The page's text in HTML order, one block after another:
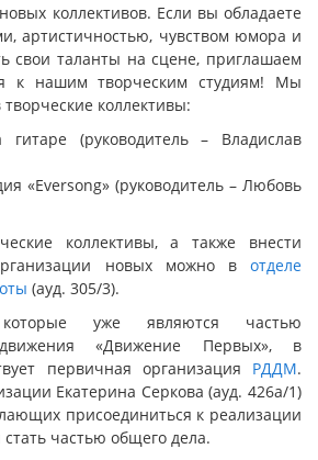
коллективов. Если вы обладаете
артистичностью, чувством юмора и
свои таланты на сцене, приглашаем
к нашим творческим студиям! Мы
коллективы:
(руководитель – Владислав
«Eversong» (руководитель – Любовь
коллективы, а также внести
новых можно в отделе
(ауд. 305/3).
уже являются частью
движения «Движение Первых», в
первичная организация РДДМ.
Екатерина Серкова (ауд. 426а/1)
присоединиться к реализации
частью общего дела.